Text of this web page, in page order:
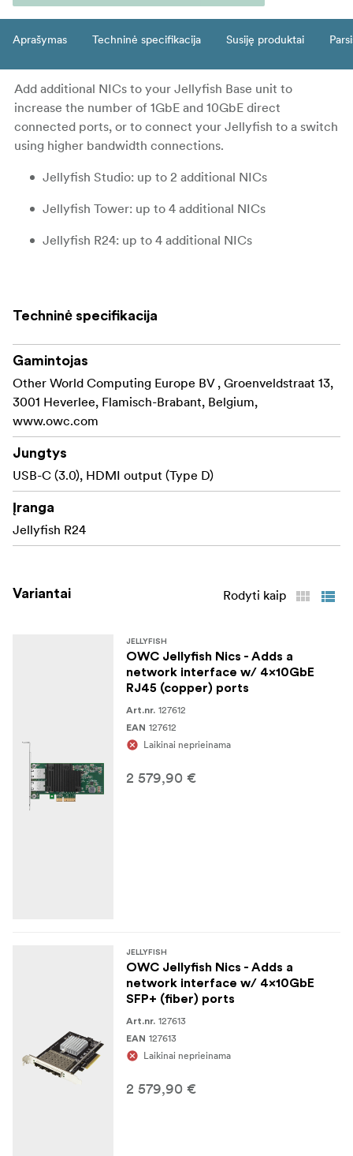
Aprašymas Techninė specifikacija Susiję produktai
Add additional NICs to your Jellyfish Base unit to
increase the number of 1GbE and 10GbE direct
connected ports, or to connect your Jellyfish to a switch
using higher bandwidth connections.
Jellyfish Studio: up to 2 additional NICs
Jellyfish Tower: up to 4 additional NICs
Jellyfish R24: up to 4 additional NICs
Techninė specifikacija
Gamintojas
Other World Computing Europe BV , Groenveldstraat 13,
3001 Heverlee, Flamisch-Brabant, Belgium,
www.owc.com
Jungtys
USB-C (3.0), HDMI output (Type D)
Įranga
Jellyfish R24
Variantai Rodyti kaip
JELLYFISH
OWC Jellyfish Nics - Adds a
network interface w/ 4x10GbE
RJ45 (copper) ports
Art.nr. 127612
EAN 127612
Laikinai neprieinama
2 579,90 €
JELLYFISH
OWC Jellyfish Nics - Adds a
network interface w/ 4x10GbE
SFP+ (fiber) ports
Art.nr. 127613
EAN 127613
Laikinai neprieinama
2 579,90 €